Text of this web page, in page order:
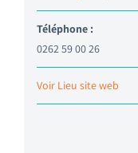
Téléphone :
0262 59 00 26
Voir Lieu site web